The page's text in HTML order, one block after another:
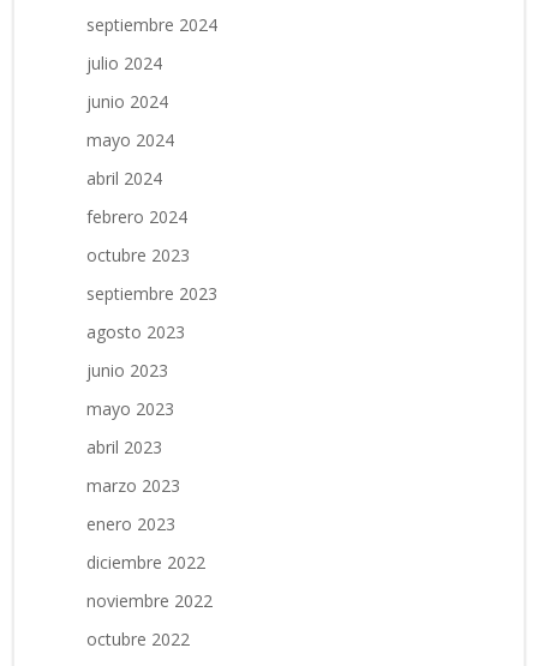
septiembre 2024
julio 2024
junio 2024
mayo 2024
abril 2024
febrero 2024
octubre 2023
septiembre 2023
agosto 2023
junio 2023
mayo 2023
abril 2023
marzo 2023
enero 2023
diciembre 2022
noviembre 2022
octubre 2022